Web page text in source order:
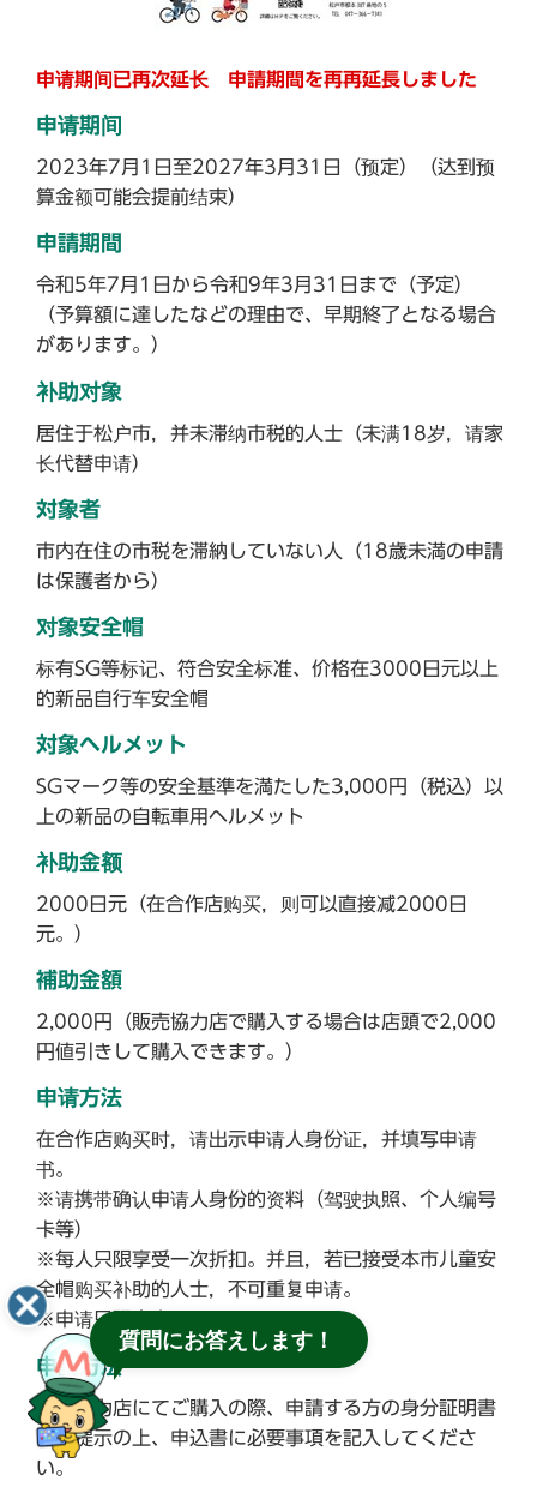
申请期间已再次延长 申請期間を再再延長しました
申请期间
2023年7月1日至2027年3月31日（预定）（达到预
算金额可能会提前结束）
申請期間
令和5年7月1日から令和9年3月31日まで（予定）
（予算額に達したなどの理由で、早期終了となる場合
があります。）
补助对象
居住于松户市，并未滞纳市税的人士（未满18岁，请家
长代替申请）
対象者
市内在住の市税を滞納していない人（18歳未満の申請
は保護者から）
对象安全帽
标有SG等标记、符合安全标准、价格在3000日元以上
的新品自行车安全帽
対象ヘルメット
SGマーク等の安全基準を満たした3,000円（税込）以
上の新品の自転車用ヘルメット
补助金额
2000日元（在合作店购买，则可以直接减2000日
元。）
補助金額
2,000円（販売協力店で購入する場合は店頭で2,000
円値引きして購入できます。）
申请方法
在合作店购买时，请出示申请人身份证，并填写申请
书。
※请携带确认申请人身份的资料（驾驶执照、个人编号
卡等）
※每人只限享受一次折扣。并且，若已接受本市儿童安
全帽购买补助的人士，不可重复申请。
※申请只限个人购买。
申請方法
販売協力店にてご購入の際、申請する方の身分証明書
をご提示の上、申込書に必要事項を記入してくださ
い。
質問にお答えします！